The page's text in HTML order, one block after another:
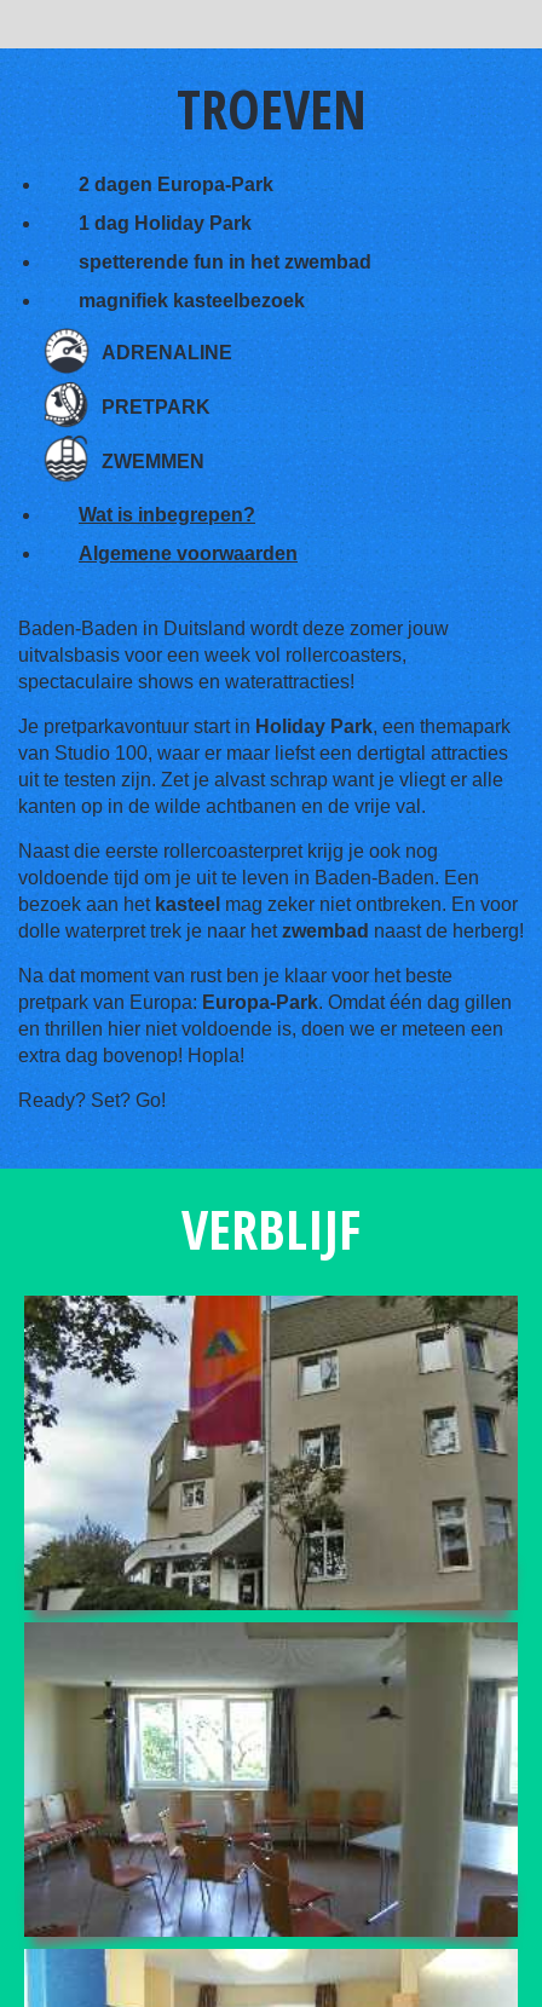
TROEVEN
2 dagen Europa-Park
1 dag Holiday Park
spetterende fun in het zwembad
magnifiek kasteelbezoek
ADRENALINE
PRETPARK
ZWEMMEN
Wat is inbegrepen?
Algemene voorwaarden
Baden-Baden in Duitsland wordt deze zomer jouw
uitvalsbasis voor een week vol rollercoasters,
spectaculaire shows en waterattracties!
Je pretparkavontuur start in Holiday Park, een themapark
van Studio 100, waar er maar liefst een dertigtal attracties
uit te testen zijn. Zet je alvast schrap want je vliegt er alle
kanten op in de wilde achtbanen en de vrije val.
Naast die eerste rollercoasterpret krijg je ook nog
voldoende tijd om je uit te leven in Baden-Baden. Een
bezoek aan het kasteel mag zeker niet ontbreken. En voor
dolle waterpret trek je naar hetzwembad naast de herberg!
Na dat moment van rust ben je klaar voor het beste
pretpark van Europa:Europa-Park. Omdat één dag gillen
en thrillen hier niet voldoende is, doen we er meteen een
extra dag bovenop! Hopla!
Ready? Set? Go!
VERBLIJF